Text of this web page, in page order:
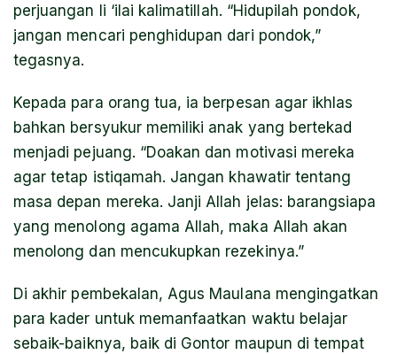
perjuangan li ‘ilai kalimatillah. “Hidupilah pondok,
jangan mencari penghidupan dari pondok,”
tegasnya.
Kepada para orang tua, ia berpesan agar ikhlas
bahkan bersyukur memiliki anak yang bertekad
menjadi pejuang. “Doakan dan motivasi mereka
agar tetap istiqamah. Jangan khawatir tentang
masa depan mereka. Janji Allah jelas: barangsiapa
yang menolong agama Allah, maka Allah akan
menolong dan mencukupkan rezekinya.”
Di akhir pembekalan, Agus Maulana mengingatkan
para kader untuk memanfaatkan waktu belajar
sebaik-baiknya, baik di Gontor maupun di tempat